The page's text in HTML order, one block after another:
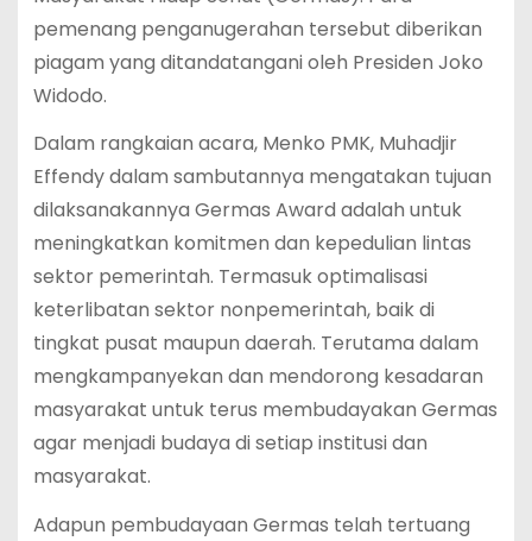
pemenang penganugerahan tersebut diberikan
piagam yang ditandatangani oleh Presiden Joko
Widodo.
Dalam rangkaian acara, Menko PMK, Muhadjir
Effendy dalam sambutannya mengatakan tujuan
dilaksanakannya Germas Award adalah untuk
meningkatkan komitmen dan kepedulian lintas
sektor pemerintah. Termasuk optimalisasi
keterlibatan sektor nonpemerintah, baik di
tingkat pusat maupun daerah. Terutama dalam
mengkampanyekan dan mendorong kesadaran
masyarakat untuk terus membudayakan Germas
agar menjadi budaya di setiap institusi dan
masyarakat.
Adapun pembudayaan Germas telah tertuang